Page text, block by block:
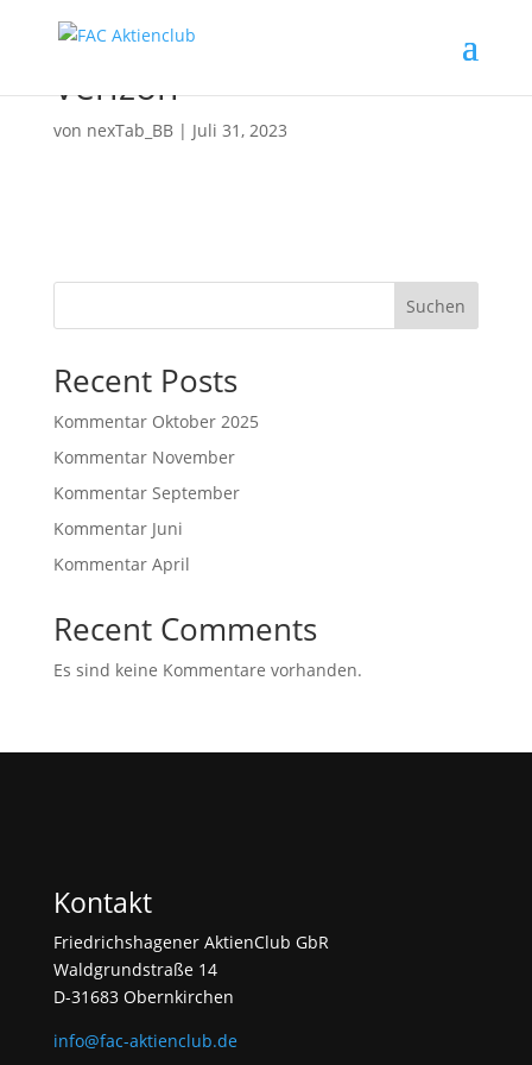
Verizon
von nexTab_BB| Juli 31, 2023
Suchen
Recent Posts
Kommentar Oktober 2025
Kommentar November
Kommentar September
Kommentar Juni
Kommentar April
Recent Comments
Es sind keine Kommentare vorhanden.
Kontakt
Friedrichshagener AktienClub GbR
Waldgrundstraße 14
D-31683 Obernkirchen
info@fac-aktienclub.de